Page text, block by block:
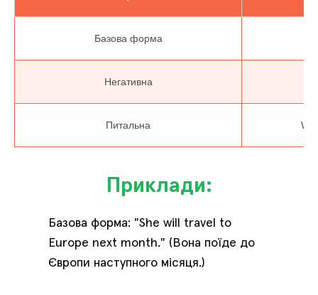
Базова форма
Негативна
Питальна Will
Приклади:
Базова форма: "She will travel to
Europe next month." (Вона поїде до
Європи наступного місяця.)